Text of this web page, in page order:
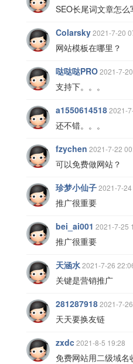
SEO长尾词文章怎么
Colarsky2021-7-20
网站模板在哪里？
哒哒哒PRO2021-7-
支持下。。。
a15506145182021-
还不错。。。
fzychen 2021-7-22
可以免费做网站？
珍梦小仙子2021-7-
推广很重要
bei_ai001 2021-7-25
推广很重要
天涵水2021-7-26
关键是营销推广
2812879182021-7-
天天要换友链
zxdc2021-8-5 19:28
免费网站用二级域名